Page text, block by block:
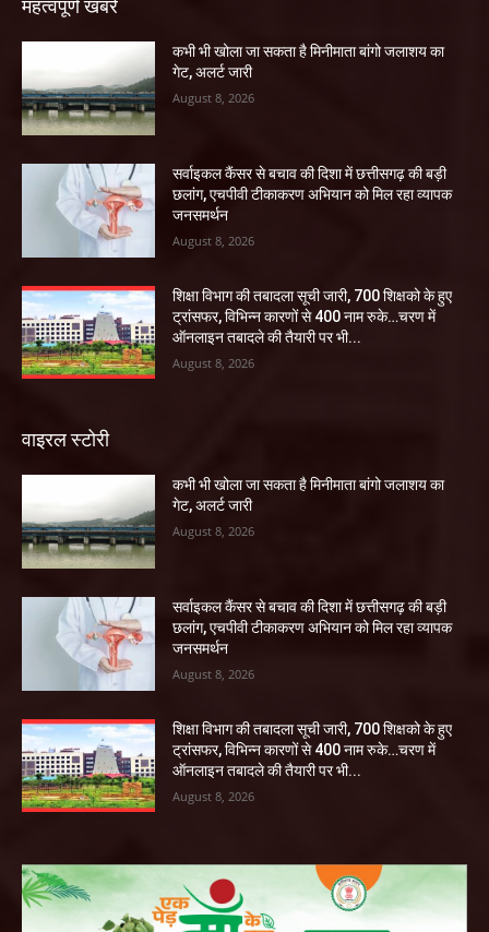
महत्वपूर्ण खबरें
कभी भी खोला जा सकता है मिनीमाता बांगो जलाशय का
गेट, अलर्ट जारी
August 8, 2026
सर्वाइकल कैंसर से बचाव की दिशा में छत्तीसगढ़ की बड़ी
छलांग, एचपीवी टीकाकरण अभियान को मिल रहा व्यापक
जनसमर्थन
August 8, 2026
शिक्षा विभाग की तबादला सूची जारी, 700 शिक्षको के हुए
ट्रांसफर, विभिन्न कारणों से 400 नाम रुके…चरण में
ऑनलाइन तबादले की तैयारी पर भी...
August 8, 2026
वाइरल स्टोरी
कभी भी खोला जा सकता है मिनीमाता बांगो जलाशय का
गेट, अलर्ट जारी
August 8, 2026
सर्वाइकल कैंसर से बचाव की दिशा में छत्तीसगढ़ की बड़ी
छलांग, एचपीवी टीकाकरण अभियान को मिल रहा व्यापक
जनसमर्थन
August 8, 2026
शिक्षा विभाग की तबादला सूची जारी, 700 शिक्षको के हुए
ट्रांसफर, विभिन्न कारणों से 400 नाम रुके…चरण में
ऑनलाइन तबादले की तैयारी पर भी...
August 8, 2026